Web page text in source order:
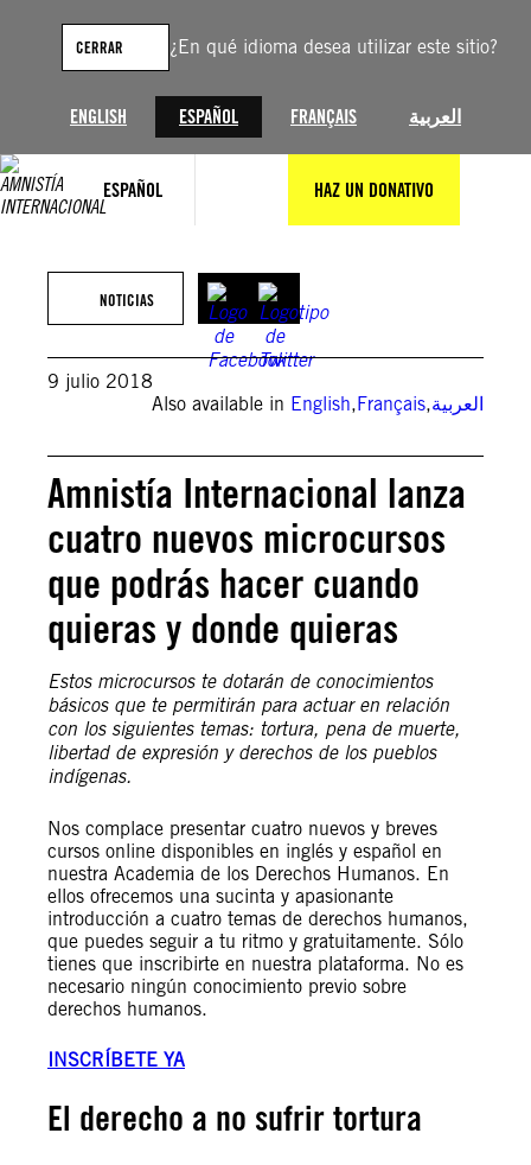
¿En qué idioma desea utilizar este sitio?
ENGLISH ESPAÑOL FRANÇAIS العربية
CERRAR
ESPAÑOL HAZ UN DONATIVO
contenido
NOTICIAS
9 julio 2018
Also available in English,Français,العربية
Amnistía Internacional lanza
cuatro nuevos microcursos
que podrás hacer cuando
quieras y donde quieras
Estos microcursos te dotarán de conocimientos
básicos que te permitirán para actuar en relación
con los siguientes temas: tortura, pena de muerte,
libertad de expresión y derechos de los pueblos
indígenas.
Nos complace presentar cuatro nuevos y breves
cursos online disponibles en inglés y español en
nuestra Academia de los Derechos Humanos. En
ellos ofrecemos una sucinta y apasionante
introducción a cuatro temas de derechos humanos,
que puedes seguir a tu ritmo y gratuitamente. Sólo
tienes que inscribirte en nuestra plataforma. No es
necesario ningún conocimiento previo sobre
derechos humanos.
INSCRÍBETE YA
El derecho a no sufrir tortura